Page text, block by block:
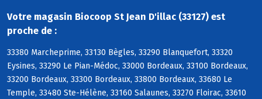
Votre magasin Biocoop St Jean D'illac (33127) est
proche de :
33380 Marcheprime, 33130 Bègles, 33290 Blanquefort, 33320
Eysines, 33290 Le Pian-Médoc, 33000 Bordeaux, 33100 Bordeaux,
33200 Bordeaux, 33300 Bordeaux, 33800 Bordeaux, 33680 Le
Temple, 33480 Ste-Hélène, 33160 Salaunes, 33270 Floirac, 33610